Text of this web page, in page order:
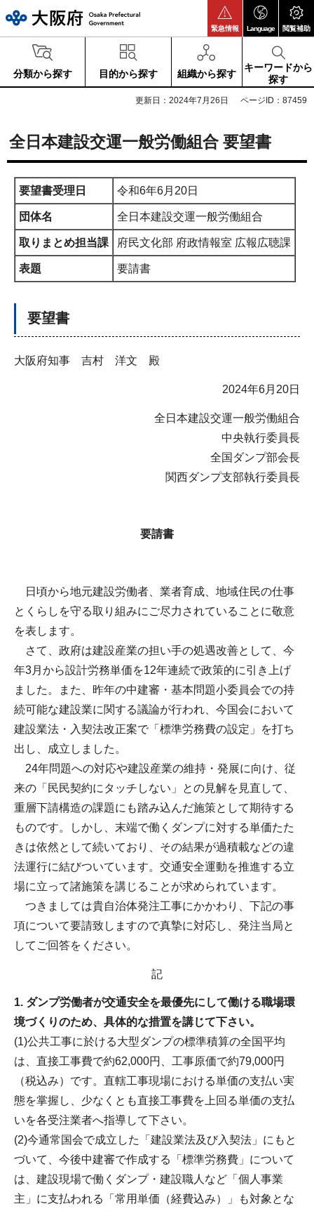
緊急情報 Language 閲覧補助
分類から探す 目的から探す 組織から探す
キーワードから
探す
更新日：2024年7月26日 ページID：87459
全日本建設交運一般労働組合 要望書
要望書受理日 令和6年6月20日
団体名 全日本建設交運一般労働組合
取りまとめ担当課 府民文化部 府政情報室 広報広聴課
表題 要請書
要望書
大阪府知事 吉村 洋文 殿
2024年6月20日
全日本建設交運一般労働組合
中央執行委員長
全国ダンプ部会長
関西ダンプ支部執行委員長
要請書
日頃から地元建設労働者、業者育成、地域住民の仕事
とくらしを守る取り組みにご尽力されていることに敬意
を表します。
さて、政府は建設産業の担い手の処遇改善として、今
年3月から設計労務単価を12年連続で政策的に引き上げ
ました。また、昨年の中建審・基本問題小委員会での持
続可能な建設業に関する議論が行われ、今国会において
建設業法・入契法改正案で「標準労務費の設定」を打ち
出し、成立しました。
24年問題への対応や建設産業の維持・発展に向け、従
来の「民民契約にタッチしない」との見解を見直して、
重層下請構造の課題にも踏み込んだ施策として期待する
ものです。しかし、末端で働くダンプに対する単価たた
きは依然として続いており、その結果が過積載などの違
法運行に結びついています。交通安全運動を推進する立
場に立って諸施策を講じることが求められています。
つきましては貴自治体発注工事にかかわり、下記の事
項について要請致しますので真摯に対応し、発注当局と
してご回答をください。
記
1. ダンプ労働者が交通安全を最優先にして働ける職場環
境づくりのため、具体的な措置を講じて下さい。
(1)公共工事に於ける大型ダンプの標準積算の全国平均
は、直接工事費で約62,000円、工事原価で約79,000円
（税込み）です。直轄工事現場における単価の支払い実
態を掌握し、少なくとも直接工事費を上回る単価の支払
いを各受注業者へ指導して下さい。
(2)今通常国会で成立した「建設業法及び入契法」にもと
づいて、今後中建審で作成する「標準労務費」について
は、建設現場で働くダンプ・建設職人など「個人事業
主」に支払われる「常用単価（経費込み）」も対象とな